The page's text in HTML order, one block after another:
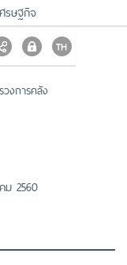
รษฐกิจ
งการคลัง
ม 2560